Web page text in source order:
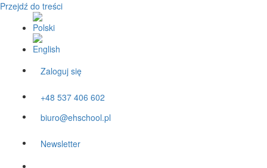
Przejdź do treści
Zaloguj się
+48 537 406 602
biuro@ehschool.pl
Newsletter